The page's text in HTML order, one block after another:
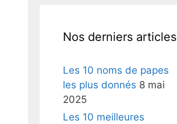
Nos derniers articles
Les 10 noms de papes
les plus donnés 8 mai
2025
Les 10 meilleures